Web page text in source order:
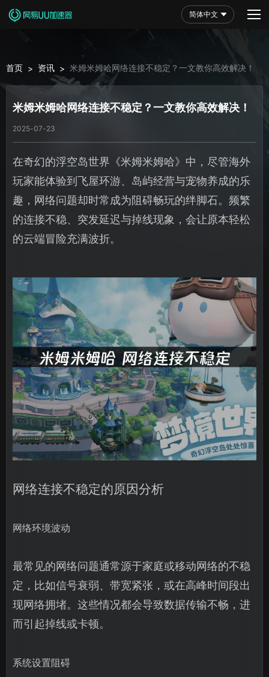
简体中文
首页 > 资讯 > 米姆米姆哈网络连接不稳定？一文教你高效解决！
米姆米姆哈网络连接不稳定？一文教你高效解决！
2025-07-23
在奇幻的浮空岛世界《米姆米姆哈》中，尽管海外
玩家能体验到飞屋环游、岛屿经营与宠物养成的乐
趣，网络问题却时常成为阻碍畅玩的绊脚石。频繁
的连接不稳、突发延迟与掉线现象，会让原本轻松
的云端冒险充满波折。
网络连接不稳定的原因分析
网络环境波动
最常见的网络问题通常源于家庭或移动网络的不稳
定，比如信号衰弱、带宽紧张，或在高峰时间段出
现网络拥堵。这些情况都会导致数据传输不畅，进
而引起掉线或卡顿。
系统设置阻碍